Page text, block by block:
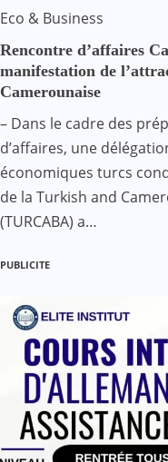
Eco & Business
Rencontre d’affaires
manifestation de
Camerounaise
– Dans le cadre des
d’affaires, une
économiques turcs
de la Turkish and
(TURCABA) a…
PUBLICITE